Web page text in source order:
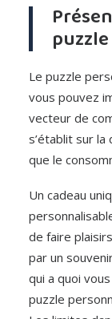
Le puzzle
vous pouvez
vecteur de
s’établit sur la
que le
Un cadeau
de faire
par un
qui a quoi
puzzle